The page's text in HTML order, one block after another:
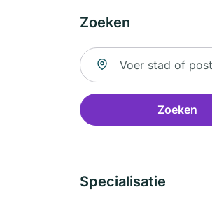
Zoeken
Zoek naar locatie
Zoeken
Specialisatie